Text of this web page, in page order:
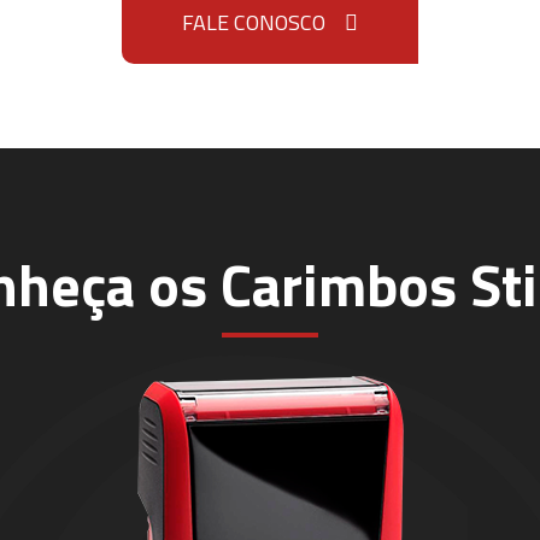
FALE CONOSCO
os Carimbos